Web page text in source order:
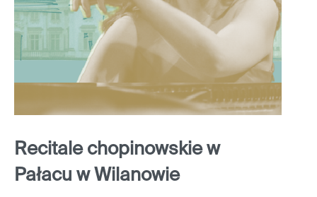
Recitale chopinowskie w
Pałacu w Wilanowie